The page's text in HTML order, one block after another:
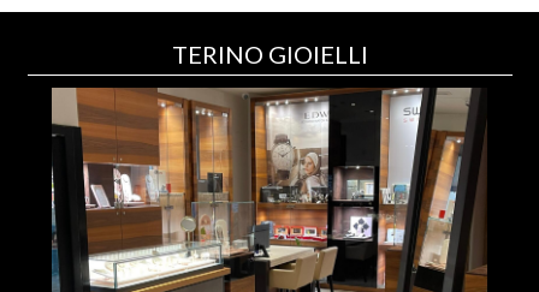
TERINO GIOIELLI